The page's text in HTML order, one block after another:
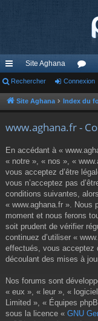
cc
ès
de
Site Aghana
or
u
Rechercher Connexion
Site Aghana Index du
www.aghana.fr -
En accédant à «
« notre », « nos », «
vous acceptez d’être
vous n’acceptez pas
conditions suivantes,
« www.aghana.fr ». Nous
moment et nous ferons
soit prudent de vérifier
continuez d’utiliser «
effectués, vous acceptez
découlant des mises à
Nos forums sont
« eux », « leur », «
Limited », « Équipes
sous la licence « GNU